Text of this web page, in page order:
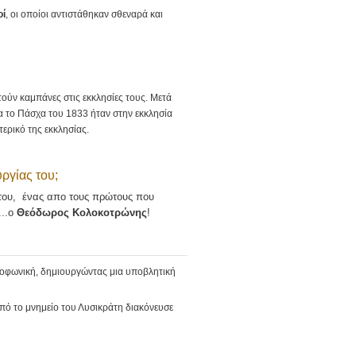
, οι οποίοι αντιστάθηκαν σθεναρά και
καμπάνες στις εκκλησίες τους. Μετά
Πάσχα του 1833 ήταν στην εκκλησία
της εκκλησίας.
του;
ένας απο τους πρώτους που
Θεόδωρος Κολοκοτρώνης!
δημιουργώντας μια υποβλητική
το μνημείο του Λυσικράτη διακόνευσε